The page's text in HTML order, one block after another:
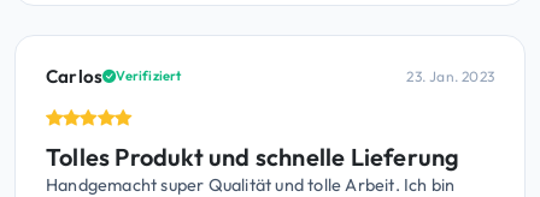
Carlos Verifiziert 23. Jan. 2023
Tolles Produkt und schnelle Lieferung
Handgemacht super Qualität und tolle Arbeit. Ich bin